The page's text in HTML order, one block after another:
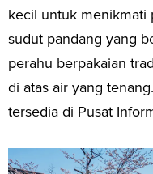
kecil untuk menikmati
sudut pandang yang
perahu berpakaian
di atas air yang
tersedia di Pusat